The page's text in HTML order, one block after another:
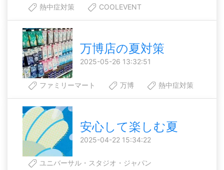
熱中症対策
COOLEVENT
万博店の夏対策
2025-05-26 13:32:51
ファミリーマート 万博 熱中症対策
安心して楽しむ夏
2025-04-22 15:34:22
ユニバーサル・スタジオ・ジャパン